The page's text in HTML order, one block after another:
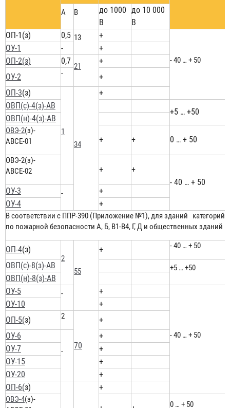
А
В
до 1000
В
до 10 000
В
ОП-1(з)
0,5 13 +
- 40 … + 50
ОУ-1 -
+
ОП-2(з)
0,7
21
+
ОУ-2
-
+
ОП-3(з)
1
34
+
ОВП(с)-4(з)-АВ
+5 … +50
ОВП(н)-4(з)-АВ
ОВЭ-2(з)-
АВСЕ-01
+ + 0 … + 50
ОВЭ-2(з)-
АВСЕ-02
+
+
- 40 … + 50
ОУ-3
-
+
ОУ-4
+
В соответствии с ППР-390 (Приложение №1), для зданий категорий
по пожарной безопасности А, Б, В1-В4, Г, Д и общественных зданий
ОП-4(з)
2
55
+ - 40 … + 50
ОВП(с)-8(з)-АВ +5 … +50
ОВП(н)-8(з)-АВ
ОУ-5
- +
- 40 … + 50
ОУ-10
+
ОП-5(з) 2
70
+
ОУ-6
-
+
ОУ-7
+
ОУ-15
+
ОУ-20
+
ОП-6(з) +
ОВЭ-4(з)-
0 … + 50